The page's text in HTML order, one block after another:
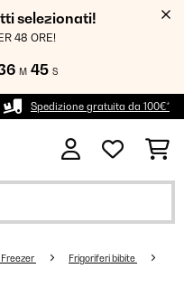
selezionati!
48 ORE!
M 45 S
Spedizione gratuita da 100€*
Frigoriferi bibite